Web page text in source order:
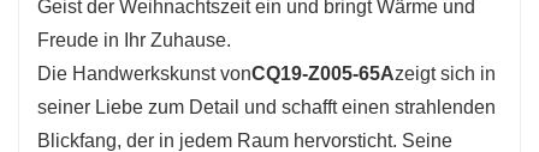
Geist der Weihnachtszeit ein und bringt Wärme und
Freude in Ihr Zuhause.
Die Handwerkskunst vonCQ19-Z005-65Azeigt sich in
seiner Liebe zum Detail und schafft einen strahlenden
Blickfang, der in jedem Raum hervorsticht. Seine